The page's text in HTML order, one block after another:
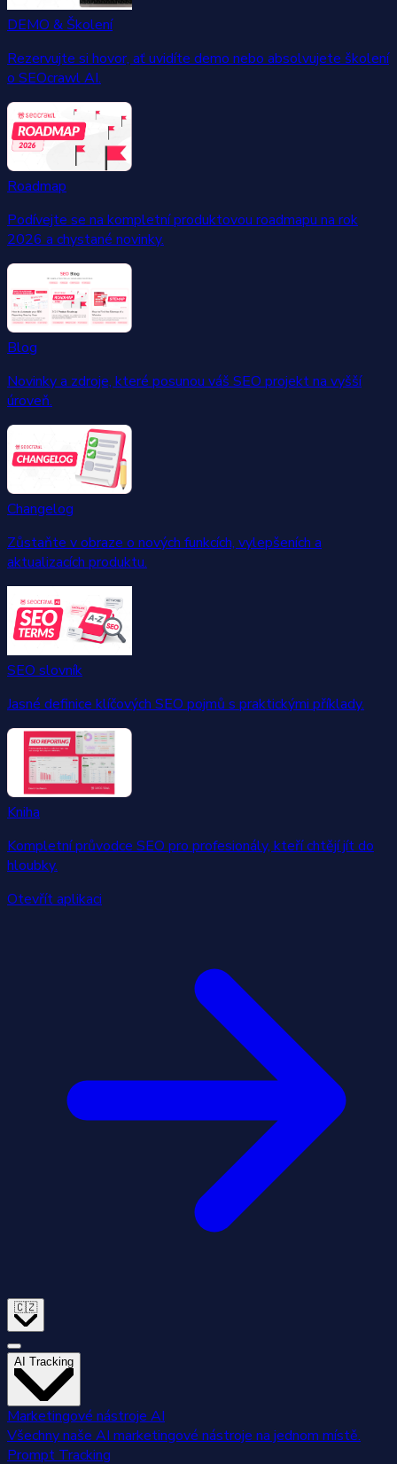
DEMO & Školení
Rezervujte si hovor, ať uvidíte demo nebo absolvujete školení
o SEOcrawl AI.
Roadmap
Podívejte se na kompletní produktovou roadmapu na rok
2026 a chystané novinky.
Blog
Novinky a zdroje, které posunou váš SEO projekt na vyšší
úroveň.
Changelog
Zůstaňte v obraze o nových funkcích, vylepšeních a
aktualizacích produktu.
SEO slovník
Jasné definice klíčových SEO pojmů s praktickými příklady.
Kniha
Kompletní průvodce SEO pro profesionály, kteří chtějí jít do
hloubky.
Otevřít aplikaci
🇨🇿
AI Tracking
Marketingové nástroje AI
Všechny naše AI marketingové nástroje na jednom místě.
Prompt Tracking